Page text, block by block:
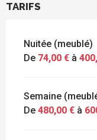
TARIFS
Nuitée (meublé)
De 74,00 € à
Semaine
De 480,00 € à